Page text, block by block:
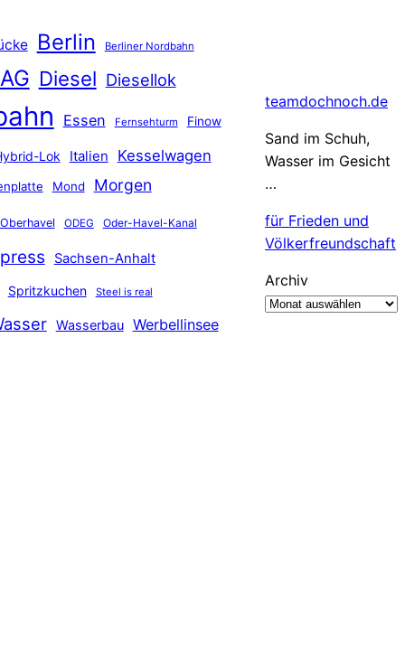
Berlin Berliner Nordbahn
Diesel Diesellok
Essen Fernsehturm Finow
Lok Italien Kesselwagen
Mond Morgen
Oberhavel ODEG Oder-Havel-Kanal
Sachsen-Anhalt
Spritzkuchen Steel is real
Wasserbau Werbellinsee
teamdochnoch.de
Sand im Schuh,
Wasser im Gesicht
…
für Frieden und
Völkerfreundschaft
Archiv